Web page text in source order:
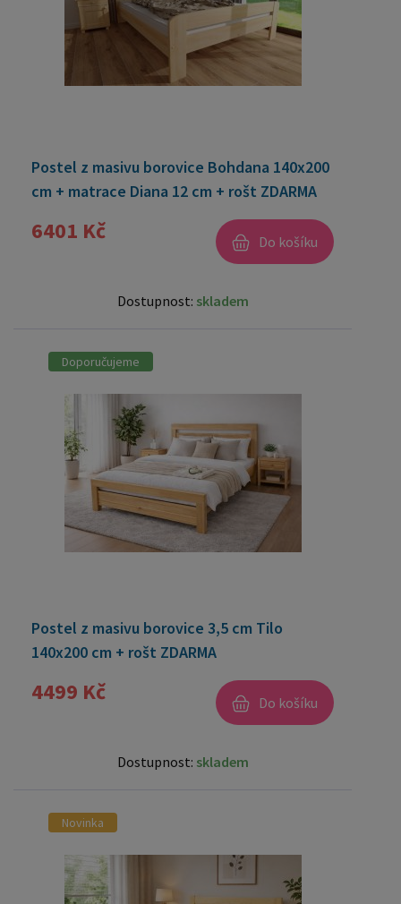
Postel z masivu borovice Bohdana 140x200
cm + matrace Diana 12 cm + rošt ZDARMA
6401 Kč Do košíku
Dostupnost: skladem
Doporučujeme
Postel z masivu borovice 3,5 cm Tilo
140x200 cm + rošt ZDARMA
4499 Kč Do košíku
Dostupnost: skladem
Novinka